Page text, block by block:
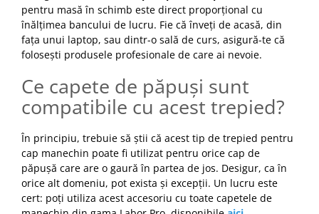
pentru masă în schimb este direct proporțional cu
înălțimea bancului de lucru. Fie că înveți de acasă, din
fața unui laptop, sau dintr-o sală de curs, asigură-te că
folosești produsele profesionale de care ai nevoie.
Ce capete de păpuși sunt
compatibile cu acest trepied?
În principiu, trebuie să știi că acest tip de trepied pentru
cap manechin poate fi utilizat pentru orice cap de
păpușă care are o gaură în partea de jos. Desigur, ca în
orice alt domeniu, pot exista și excepții. Un lucru este
cert: poți utiliza acest accesoriu cu toate capetele de